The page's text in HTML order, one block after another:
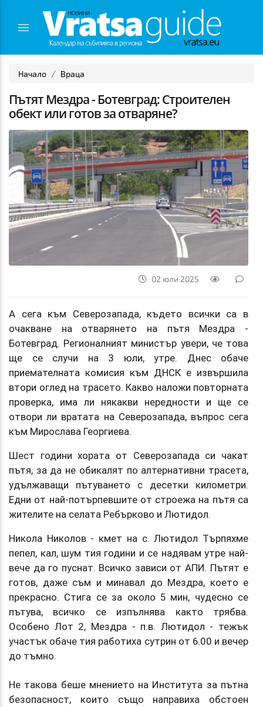
Начало Враца
Пътят Мездра - Ботевград: Строителен
обект или готов за отваряне?
02 юли 2025
А сега към Северозапада, където всички са в
очакване на отварянето на пътя Мездра -
Ботевград. Регионалният министър увери, че това
ще се случи на 3 юли, утре. Днес обаче
приемателната комисия към ДНСК е извършила
втори оглед на трасето. Какво наложи повторната
проверка, има ли някакви нередности и ще се
отвори ли вратата на Северозапада, въпрос сега
към Мирослава Георгиева.
Шест години хората от Северозапада си чакат
пътя, за да не обикалят по алтернативни трасета,
удължаващи пътуването с десетки километри.
Едни от най-потърпевшите от строежа на пътя са
жителите на селата Ребърково и Лютидол.
Никола Николов - кмет на с. Лютидол Търпяхме
пепел, кал, шум тия години и се надявам утре най-
вече да го пуснат. Всичко зависи от АПИ. Пътят е
готов, даже съм и минавал до Мездра, което е
прекрасно. Стига се за около 5 мин, чудесно се
пътува, всичко се изпълнява както трябва.
Особено Лот 2, Мездра - п.в. Лютидол - тежък
участък обаче тия работиха сутрин от 6.00 и вечер
до тъмно.
Не такова беше мнението на Института за пътна
безопасност, които също направиха обстоен